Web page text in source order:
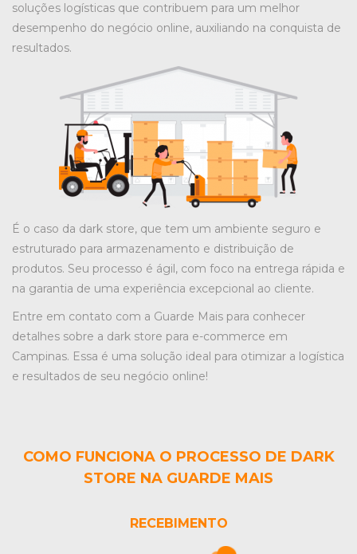
soluções logísticas que contribuem para um melhor
desempenho do negócio online, auxiliando na conquista de
resultados.
É o caso da dark store, que tem um ambiente seguro e
estruturado para armazenamento e distribuição de
produtos. Seu processo é ágil, com foco na entrega rápida e
na garantia de uma experiência excepcional ao cliente.
Entre em contato com a Guarde Mais para conhecer
detalhes sobre a dark store para e-commerce em
Campinas. Essa é uma solução ideal para otimizar a logística
e resultados de seu negócio online!
COMO FUNCIONA O PROCESSO DE DARK
STORE NA GUARDE MAIS
RECEBIMENTO